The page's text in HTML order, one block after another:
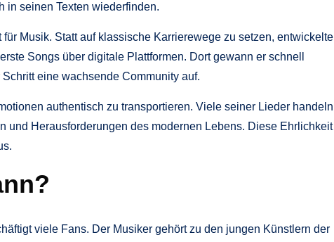
in seinen Texten wiederfinden.
Musik. Statt auf klassische Karrierewege zu setzen, entwickelte
Songs über digitale Plattformen. Dort gewann er schnell
eine wachsende Community auf.
authentisch zu transportieren. Viele seiner Lieder handeln
und Herausforderungen des modernen Lebens. Diese Ehrlichkeit
viele Fans. Der Musiker gehört zu den jungen Künstlern der